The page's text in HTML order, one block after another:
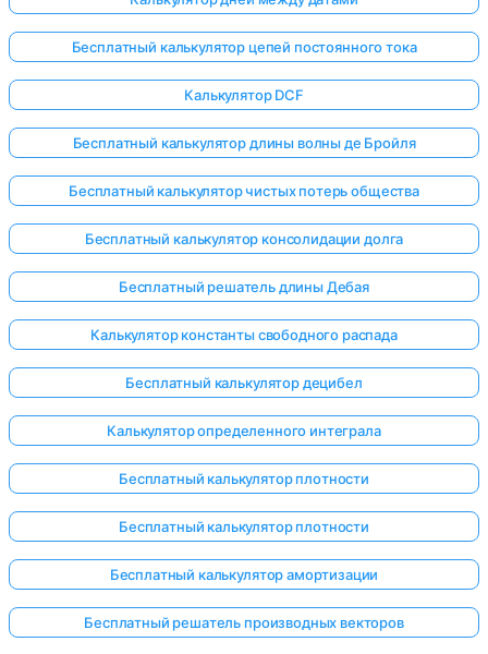
здесь!
Бесплатный калькулятор цепей постоянного тока
Калькулятор DCF
Бесплатный калькулятор длины волны де Бройля
Бесплатный калькулятор чистых потерь общества
Бесплатный калькулятор консолидации долга
Бесплатный решатель длины Дебая
Калькулятор константы свободного распада
Бесплатный калькулятор децибел
Калькулятор определенного интеграла
Бесплатный калькулятор плотности
Бесплатный калькулятор плотности
Бесплатный калькулятор амортизации
Бесплатный решатель производных векторов